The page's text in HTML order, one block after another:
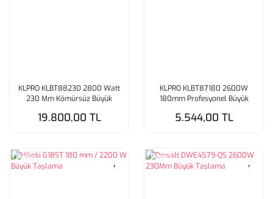
KLPRO KLBT88230 2800 Watt
230 Mm Kömürsüz Büyük
19.800,00 TL
KLPRO KLBT87180 2600W
180mm Profesyonel Büyük
5.544,00 TL
Tükendi Tükendi